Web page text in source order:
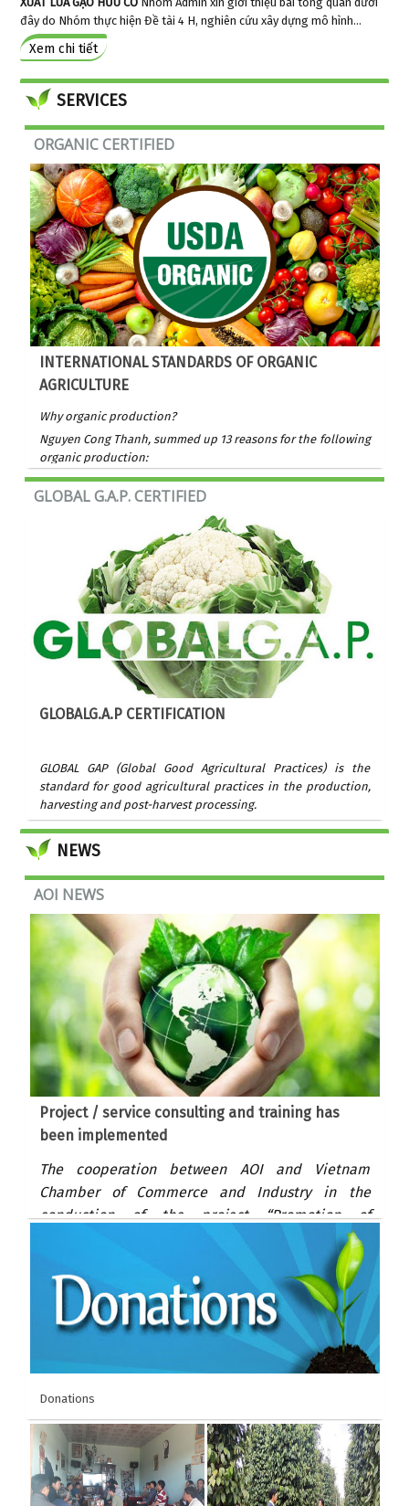
đây do Nhóm thực hiện Đề tài 4 H, nghiên cứu xây dựng mô hình...
Xem chi tiết
© FreeJoomla! 3 Modules- byVinaGecko.com
SERVICES
ORGANIC CERTIFIED
INTERNATIONAL STANDARDS OF ORGANIC
AGRICULTURE
Why organic production?
Nguyen Cong Thanh, summed up 13 reasons for the following
organic production:
GLOBAL G.A.P. CERTIFIED
GLOBALG.A.P CERTIFICATION
GLOBAL GAP (Global Good Agricultural Practices) is the
standard for good agricultural practices in the production,
harvesting and post-harvest processing.
NEWS
AOI NEWS
Project / service consulting and training has
been implemented
The cooperation between AOI and Vietnam
Chamber of Commerce and Industry in the
conduction of the project “Promotion of
cooperation in private sector to develop
comprehensive inclusive business models (IB)
and responsible investment (IR) in the rice value
chain in Vietnam. (2019-2020)
Donations